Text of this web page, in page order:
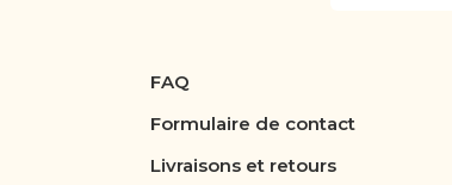
FAQ
Formulaire de contact
Livraisons et retours